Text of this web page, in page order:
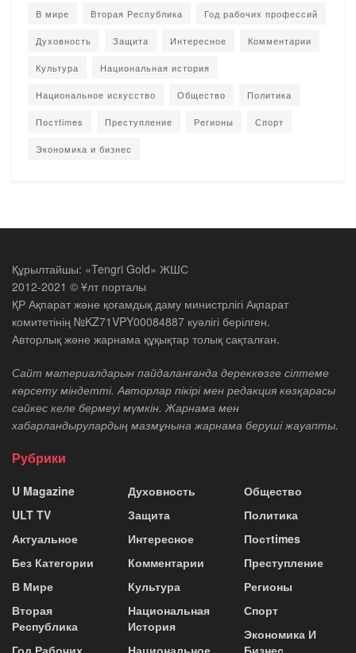
В мире Вторая Республика Год рабочих профессий
Духовность Защита Интересное Комментарии
Культура Национальная история
Национальное искусство Общество Политика
Постtimes Преступление Регионы Спорт
Экономика и бизнес
Құрылтайшы: «Tengri Gold» ЖШС
2012-2021 © Ұлт порталы
ҚР Ақпарат және қоғамдық даму министрлігі Ақпарат
комитетінің №KZ71VPY00084887 куәлігі берілген.
Авторлық және жарнама құқықтар толық сақталған.
Сайт материалдарын пайдаланғанда дереккөзге сілтеме
көрсету міндетті. Авторлар пікірі мен редакция көзқарасы
сәйкес келе бермеуі мүмкін. Жарнама мен
хабарландырулардың мазмұнына жарнама беруші жауапты.
Рубрики
U Magazine
ULT TV
Актуальное
Без Категории
В Мире
Вторая
Республика
Год Рабочих
Духовность
Защита
Интересное
Комментарии
Культура
Национальная
История
Национальное
Общество
Политика
Постtimes
Преступление
Регионы
Спорт
Экономика И
Бизнес